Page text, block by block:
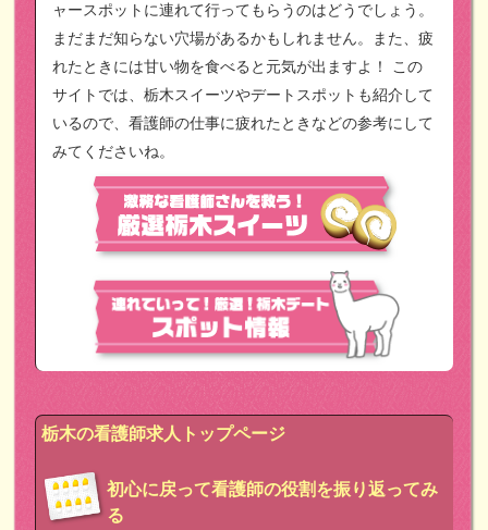
ャースポットに連れて行ってもらうのはどうでしょう。
まだまだ知らない穴場があるかもしれません。また、疲
れたときには甘い物を食べると元気が出ますよ！
この
サイトでは、栃木スイーツやデートスポットも紹介して
いるので、看護師の仕事に疲れたときなどの参考にして
みてくださいね。
栃木の看護師求人トップページ
初心に戻って看護師の役割を振り返ってみ
る